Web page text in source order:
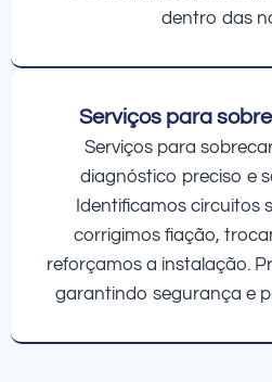
dentro das
Serviços para
Serviços para
diagnóstico preciso e
Identificamos circuitos
corrigimos fiação,
reforçamos a instalação.
garantindo segurança e